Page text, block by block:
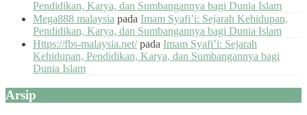
Pendidikan, Karya, dan Sumbangannya bagi Dunia Islam
Mega888 malaysia pada Imam Syafi’i: Sejarah Kehidupan,
Pendidikan, Karya, dan Sumbangannya bagi Dunia Islam
Https://fbs-malaysia.net/pada Imam Syafi’i: Sejarah
Kehidupan, Pendidikan, Karya, dan Sumbangannya bagi
Dunia Islam
Arsip